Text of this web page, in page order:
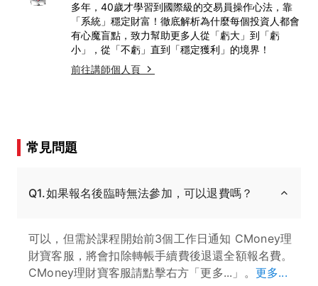
多年，40歲才學習到國際級的交易員操作心法，靠
「系統」穩定財富！徹底解析為什麼每個投資人都會
有心魔盲點，致力幫助更多人從「虧大」到「虧
小」，從「不虧」直到「穩定獲利」的境界！
前往講師個人頁
常見問題
Q1.如果報名後臨時無法參加，可以退費嗎？
可以，但需於課程開始前3個工作日通知 CMoney理
財寶客服，將會扣除轉帳手續費後退還全額報名費。
CMoney理財寶客服請點擊右方「更多...」。 更多...